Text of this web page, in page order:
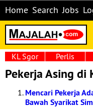
Home Search Jobs
KL Sgor Perlis
Pekerja Asing di
Mencari Pekerja
Bawah Syarikat